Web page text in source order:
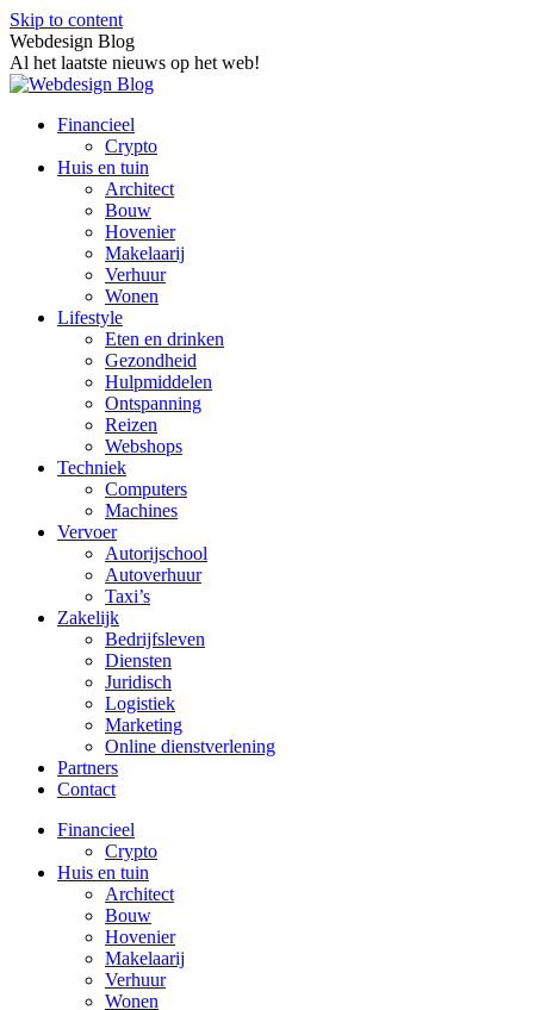
Skip to content
Webdesign Blog
Al het laatste nieuws op het web!
Financieel
Crypto
Huis en tuin
Architect
Bouw
Hovenier
Makelaarij
Verhuur
Wonen
Lifestyle
Eten en drinken
Gezondheid
Hulpmiddelen
Ontspanning
Reizen
Webshops
Techniek
Computers
Machines
Vervoer
Autorijschool
Autoverhuur
Taxi’s
Zakelijk
Bedrijfsleven
Diensten
Juridisch
Logistiek
Marketing
Online dienstverlening
Partners
Contact
Financieel
Crypto
Huis en tuin
Architect
Bouw
Hovenier
Makelaarij
Verhuur
Wonen